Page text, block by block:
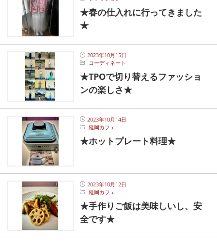
★春の仕入れに行ってきました
★
2023年10月15日
コーディネート
★TPOで切り替えるファッショ
ンの楽しさ★
2023年10月14日
延岡カフェ
★ホットプレート料理★
2023年10月12日
延岡カフェ
★手作りご飯は美味しいし、安
全です★